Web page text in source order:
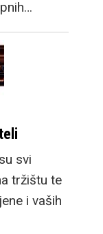
svi
tržištu te
i vaših